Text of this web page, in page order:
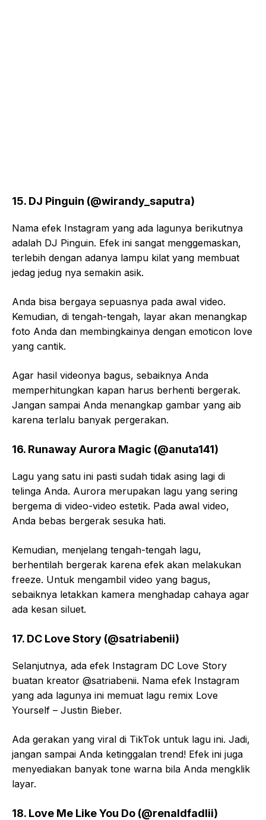
15. DJ Pinguin (@wirandy_saputra)
Nama efek Instagram yang ada lagunya berikutnya
adalah DJ Pinguin. Efek ini sangat menggemaskan,
terlebih dengan adanya lampu kilat yang membuat
jedag jedug nya semakin asik.
Anda bisa bergaya sepuasnya pada awal video.
Kemudian, di tengah-tengah, layar akan menangkap
foto Anda dan membingkainya dengan emoticon love
yang cantik.
Agar hasil videonya bagus, sebaiknya Anda
memperhitungkan kapan harus berhenti bergerak.
Jangan sampai Anda menangkap gambar yang aib
karena terlalu banyak pergerakan.
16. Runaway Aurora Magic (@anuta141)
Lagu yang satu ini pasti sudah tidak asing lagi di
telinga Anda. Aurora merupakan lagu yang sering
bergema di video-video estetik. Pada awal video,
Anda bebas bergerak sesuka hati.
Kemudian, menjelang tengah-tengah lagu,
berhentilah bergerak karena efek akan melakukan
freeze. Untuk mengambil video yang bagus,
sebaiknya letakkan kamera menghadap cahaya agar
ada kesan siluet.
17. DC Love Story (@satriabenii)
Selanjutnya, ada efek Instagram DC Love Story
buatan kreator @satriabenii. Nama efek Instagram
yang ada lagunya ini memuat lagu remix Love
Yourself – Justin Bieber.
Ada gerakan yang viral di TikTok untuk lagu ini. Jadi,
jangan sampai Anda ketinggalan trend! Efek ini juga
menyediakan banyak tone warna bila Anda mengklik
layar.
18. Love Me Like You Do (@renaldfadlii)